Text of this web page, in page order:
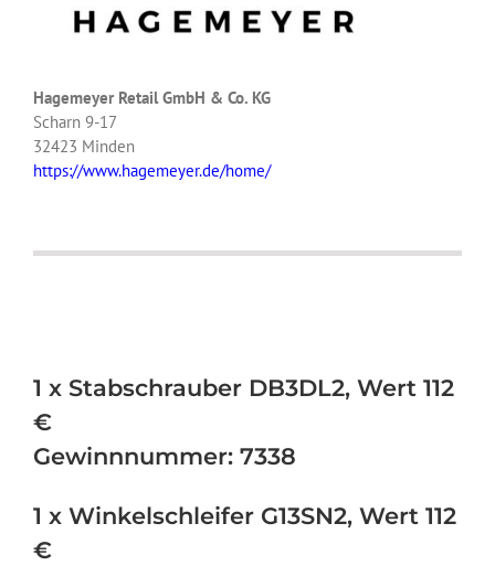
Hagemeyer Retail GmbH & Co. KG
Scharn 9-17
32423 Minden
https://www.hagemeyer.de/home/
1 x Stabschrauber DB3DL2, Wert 112
€
Gewinnnummer: 7338
1 x Winkelschleifer G13SN2, Wert 112
€